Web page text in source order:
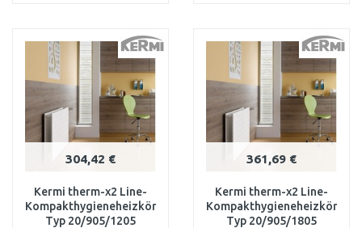
Vergleichen Vergleichen
304,42 €
Kermi therm-x2 Line-
Kompakthygieneheizkörper
Typ 20/905/1205
361,69 €
Kermi therm-x2 Line-
Kompakthygieneheizkörper
Typ 20/905/1805